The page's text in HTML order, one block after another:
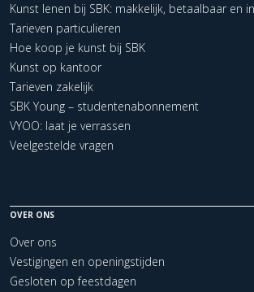
Kunst lenen bij SBK: makkelijk, betaalbaar en
Tarieven particulieren
Hoe koop je kunst bij SBK
Kunst op kantoor
Tarieven zakelijk
SBK Young – studentenabonnement
VYOO: laat je verrassen
Veelgestelde vragen
OVER ONS
Over ons
Vestigingen en openingstijden
Gesloten op feestdagen